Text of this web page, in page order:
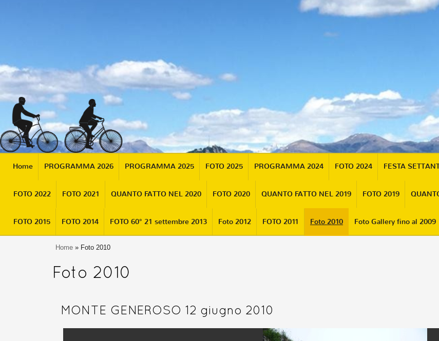
Home PROGRAMMA 2026 PROGRAMMA 2025 FOTO 2025 PROGRAMMA 2024 FOTO 2024 FESTA
FOTO 2022 FOTO 2021 QUANTO FATTO NEL 2020 FOTO 2020 QUANTO FATTO NEL 2019 FOTO 2019
FOTO 2015 FOTO 2014 FOTO 60° 21 settembre 2013 Foto 2012 FOTO 2011 Foto 2010 Foto Gallery fino al 2009
Home » Foto 2010
Foto 2010
MONTE GENEROSO 12 giugno 2010